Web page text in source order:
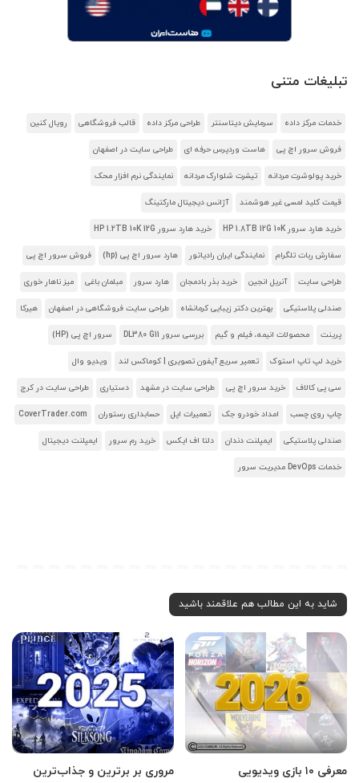
تبلیغات متنی
خدمات مرکز داده سرمایش دیتاسنتر طراحی مرکز داده قالب فروشگاهی رویال کنین
فروش سرور اچ پی هاست وردپرس حرفه ای طراحی سایت در اصفهان
خرید پولوشرت مردانه تیشرت شلوارک مردانه نمایندگی نرم افزار محک
قیمت کلید لمسی غیر هوشمند آژانس دیجیتال مارکتینگ
خرید هارد سرور HP 1.8TB 12G 10K خرید هارد سرور HP 1.2TB 10K 12G
سفارش ربات تلگرام نمایندگی ایران رادیاتور هارد سرور اچ پی (hp) فروش سرور اچ پی
طراحی سایت آنریل انجین خرید بذر بادمجان هارد سرور مبلمان باغی میز ناهار خوری
صندلی پلاستیکی بهترین دکتر زیبایی کرمانشاه طراحی سایت فروشگاهی در اصفهان هیرکا
پرینت محصولات انیمه، فیلم و گیم بررسی سرور DL380 G11 سرور اچ پی (HP)
خرید لپ تاپ استوک تعمیر سریع آیفون تصویری | کوماکس لند ویدیو وال
سی پی کالاف خرید سرور اچ پی طراحی سایت در مشهد دستیاری طراحی سایت در کرج
چاپ روی چسب امداد خودرو جک تعمیرات اپل حسابداری رستوران CoverTrader.com
صندلی پلاستیکی ایمپلنت دندان دلتا اف ایکس خرید رم سرور ایمپلنت دیجیتال
خدمات DevOps مدیریت سرور
شاید به این مطالب هم علاقمند باشید
معرفی ۱۰ بازی ویدیویی
مروری بر برترین و جذاب‌ترین